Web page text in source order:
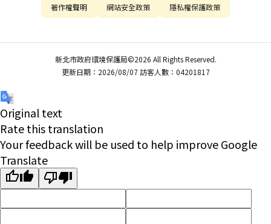
著作權聲明 網站安全政策 隱私權保護政策
新北市政府環境保護局©2026 All Rights Reserved.
更新日期：2026/08/07 訪客人數：04201817
Original text
Rate this translation
Your feedback will be used to help improve Google
Translate